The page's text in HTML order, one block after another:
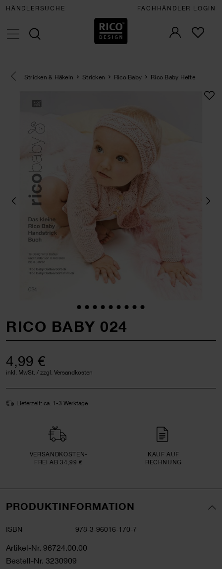
HÄNDLERSUCHE FACHHÄNDLER LOGIN
Eine Kategorie zurück navigieren
Stricken & Häkeln Stricken Rico Baby Rico Baby Hefte
RICO BABY 024
4,99 €
inkl. MwSt. / zzgl. Versandkosten
Lieferzeit: ca. 1-3 Werktage
VERSAND­KOSTEN­
FREI AB 34,99 €
KAUF AUF
RECHNUNG
PRODUKTINFORMATION
ISBN 978-3-96016-170-7
Artikel-Nr. 96724.00.00
Bestell-Nr. 3230909